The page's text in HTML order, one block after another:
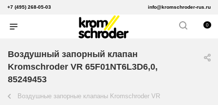
+7 (495) 268-05-03 info@kromschroder-rus.ru
0
Воздушный запорный клапан
Kromschroder VR 65F01NT6L3D6,0,
85249453
Воздушные запорные клапаны Kromschroder VR